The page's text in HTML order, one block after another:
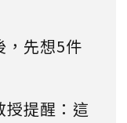
，先想5件
授提醒：這